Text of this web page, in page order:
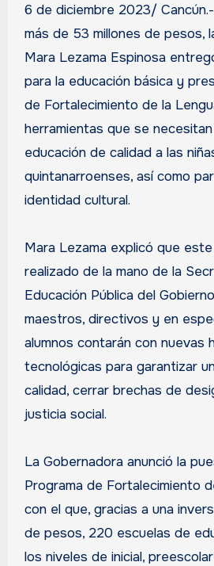
6 de diciembre 2023/
más de 53 millones de pesos,
Mara Lezama Espinosa
para la educación básica y
de Fortalecimiento de la
herramientas que se
educación de calidad a las
quintanarroenses, así como
identidad cultural.
Mara Lezama explicó que
realizado de la mano de la
Educación Pública del
maestros, directivos y en
alumnos contarán con nuevas
tecnológicas para garantizar
calidad, cerrar brechas de
justicia social.
La Gobernadora anunció la
Programa de Fortalecimiento
con el que, gracias a una
de pesos, 220 escuelas de
los niveles de inicial,